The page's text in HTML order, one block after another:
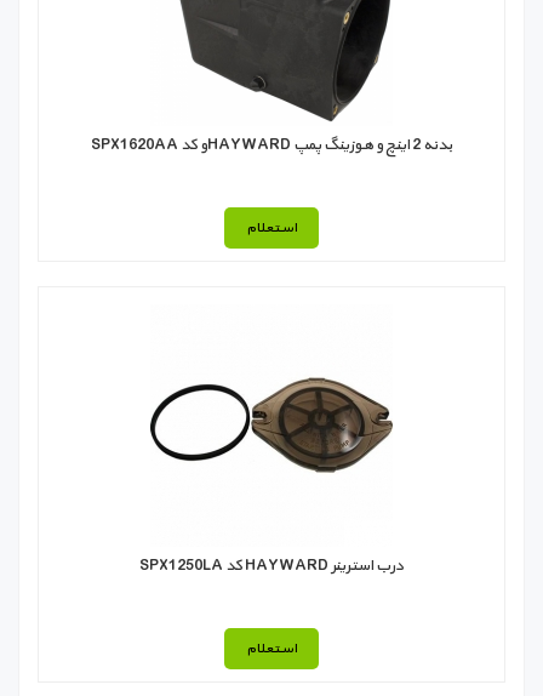
بدنه 2 اینچ و هوزينگ پمپ HAYWARDو کد SPX1620AA
استعلام
درب استرینر HAYWARD کد SPX1250LA
استعلام